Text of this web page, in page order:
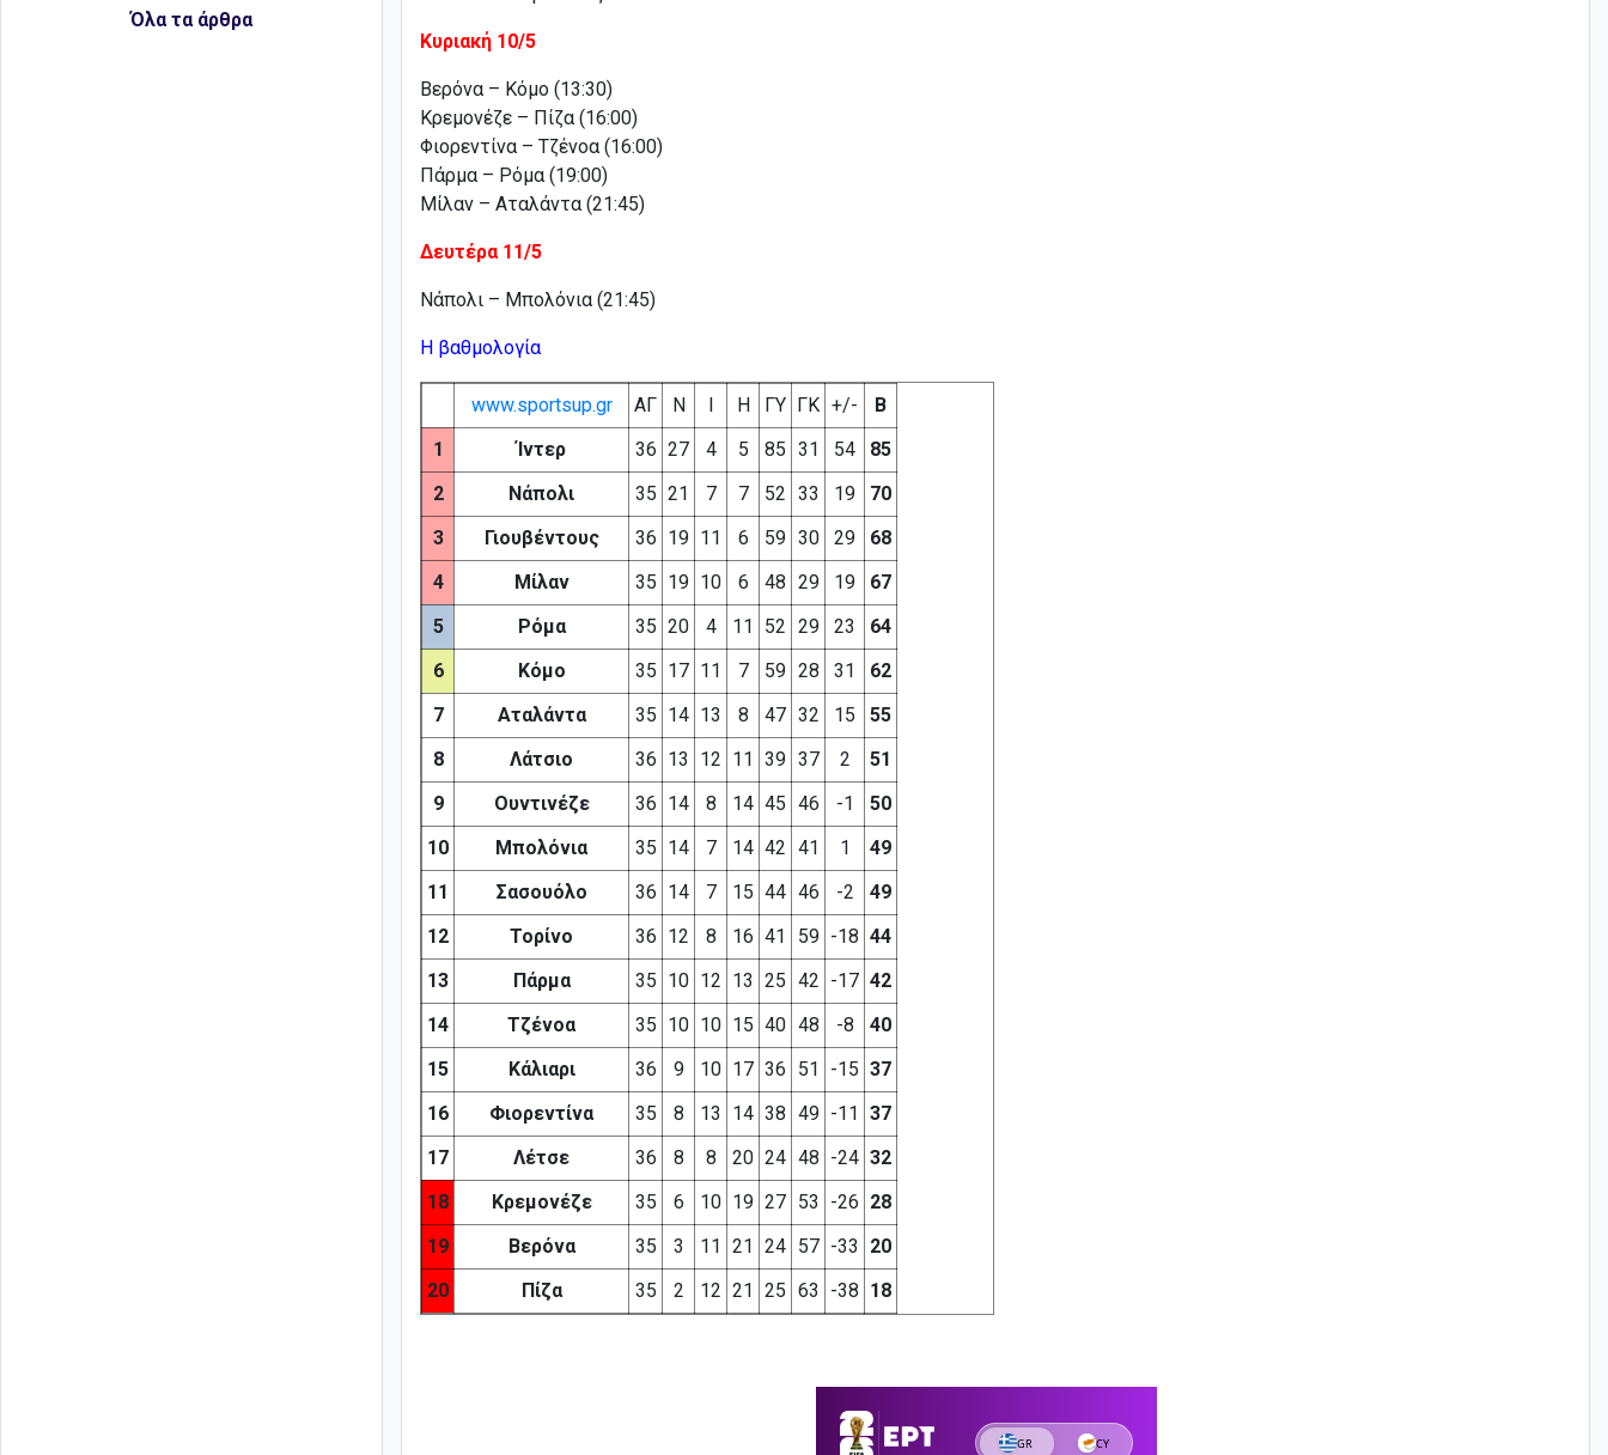
Όλα τα άρθρα
Κυριακή 10/5
Βερόνα – Κόμο (13:30)
Κρεμονέζε – Πίζα (16:00)
Φιορεντίνα – Τζένοα (16:00)
Πάρμα – Ρόμα (19:00)
Μίλαν – Αταλάντα (21:45)
Δευτέρα 11/5
Νάπολι – Μπολόνια (21:45)
Η βαθμολογία
www.sportsup.gr ΑΓ Ν Ι Η ΓΥ ΓΚ +/-
Β
1
Ίντερ 36 27 4 5 85 31 54
85
2
Νάπολι 35 21 7 7 52 33 19
70
3
Γιουβέντους 36 19 11 6 59 30 29
68
4
Μίλαν 35 19 10 6 48 29 19
67
5
Ρόμα 35 20 4 11 52 29 23
64
6
Κόμο 35 17 11 7 59 28 31
62
7
Αταλάντα 35 14 13 8 47 32 15
55
8
Λάτσιο 36 13 12 11 39 37 2
51
9
Ουντινέζε 36 14 8 14 45 46 -1
50
10
Μπολόνια 35 14 7 14 42 41 1
49
11
Σασουόλο 36 14 7 15 44 46 -2
49
12
Τορίνο 36 12 8 16 41 59 -18 44
13
Πάρμα 35 10 12 13 25 42 -17 42
14
Τζένοα 35 10 10 15 40 48 -8
40
15
Κάλιαρι 36 9 10 17 36 51 -15 37
16
Φιορεντίνα 35 8 13 14 38 49 -11 37
17
Λέτσε 36 8 8 20 24 48 -24 32
18
Κρεμονέζε 35 6 10 19 27 53 -26 28
19
Βερόνα 35 3 11 21 24 57 -33
20
20
Πίζα 35 2 12 21 25 63 -38 18